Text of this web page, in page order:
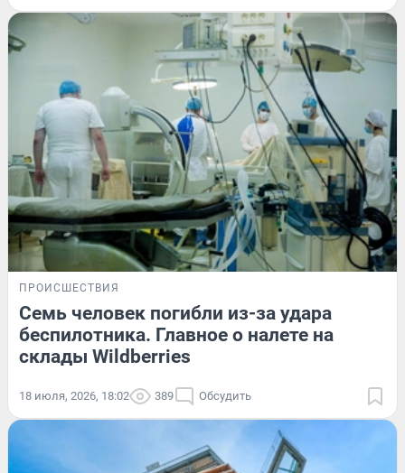
ПРОИСШЕСТВИЯ
Семь человек погибли из-за удара
беспилотника. Главное о налете на
склады Wildberries
18 июля, 2026, 18:02 389 Обсудить